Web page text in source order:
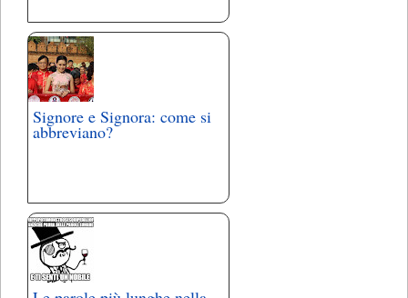
Signore e Signora: come si
abbreviano?